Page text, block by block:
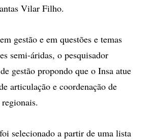
Vilar Filho.
gestão e em questões e temas
semi-áridas, o pesquisador
gestão propondo que o Insa atue
articulação e coordenação de
selecionado a partir de uma lista